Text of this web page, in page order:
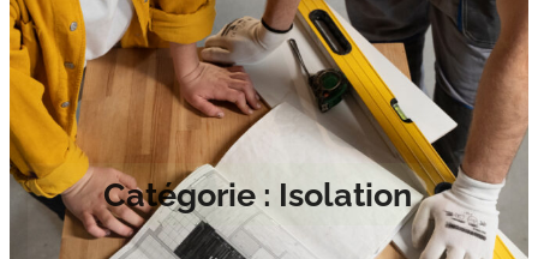
Catégorie : Isolation